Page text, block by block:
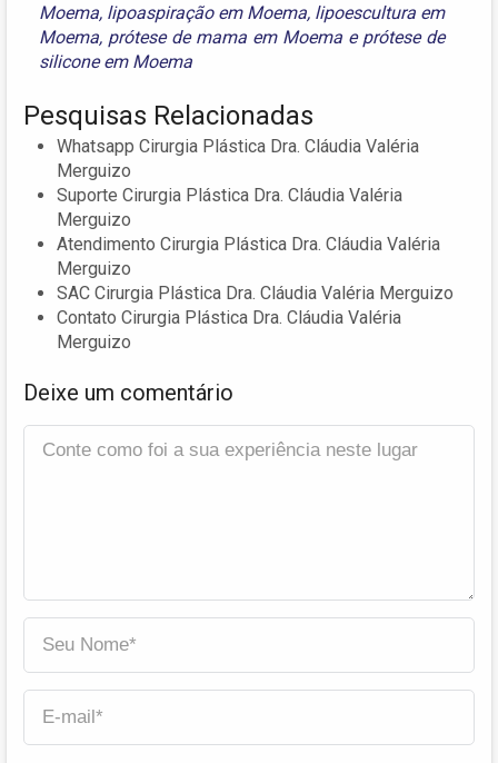
Moema, lipoaspiração em Moema, lipoescultura em
Moema, prótese de mama em Moema e prótese de
silicone em Moema
Pesquisas Relacionadas
Whatsapp Cirurgia Plástica Dra. Cláudia Valéria
Merguizo
Suporte Cirurgia Plástica Dra. Cláudia Valéria
Merguizo
Atendimento Cirurgia Plástica Dra. Cláudia Valéria
Merguizo
SAC Cirurgia Plástica Dra. Cláudia Valéria Merguizo
Contato Cirurgia Plástica Dra. Cláudia Valéria
Merguizo
Deixe um comentário